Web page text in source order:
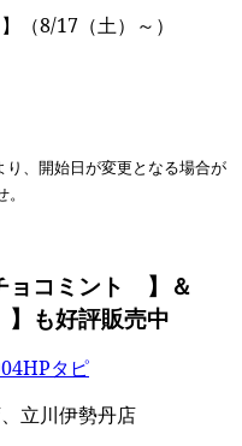
（8/17（土）～）
、開始日が変更となる場合が
ョコミント 】＆
も好評販売中
立川伊勢丹店